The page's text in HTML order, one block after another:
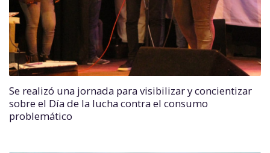
Se realizó una jornada para visibilizar y concientizar
sobre el Día de la lucha contra el consumo
problemático